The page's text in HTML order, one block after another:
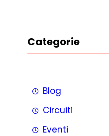
Categorie
Blog
Circuiti
Eventi